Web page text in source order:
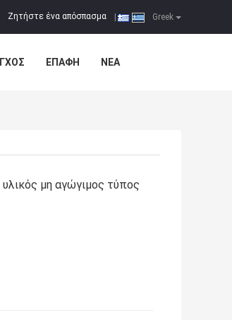
Greek
Ζητήστε ένα απόσπασμα
ΕΠΑΦΉ ΝΈΑ
υλικός μη αγώγιμος τύπος